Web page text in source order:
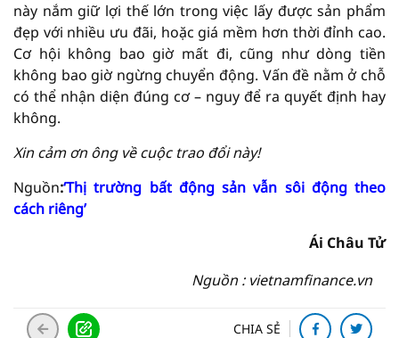
này nắm giữ lợi thế lớn trong việc lấy được sản phẩm
đẹp với nhiều ưu đãi, hoặc giá mềm hơn thời đỉnh cao.
Cơ hội không bao giờ mất đi, cũng như dòng tiền
không bao giờ ngừng chuyển động. Vấn đề nằm ở chỗ
có thể nhận diện đúng cơ – nguy để ra quyết định hay
không.
Xin cảm ơn ông về cuộc trao đổi này!
Nguồn:‘Thị trường bất động sản vẫn sôi động theo
cách riêng’
Ái Châu Tử
Nguồn : vietnamfinance.vn
CHIA SẺ